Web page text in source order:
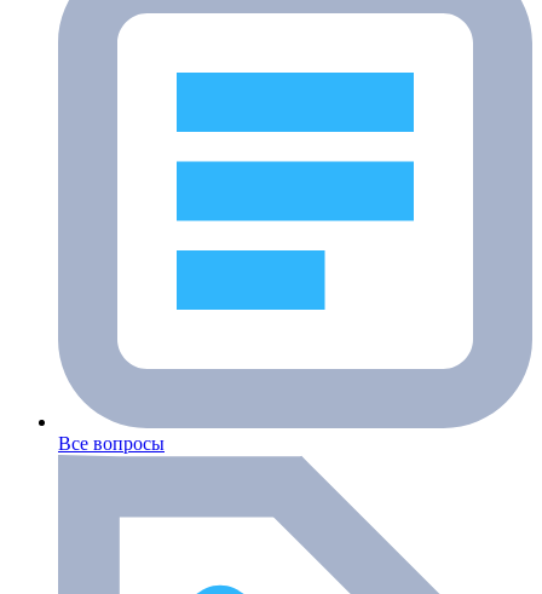
Все вопросы